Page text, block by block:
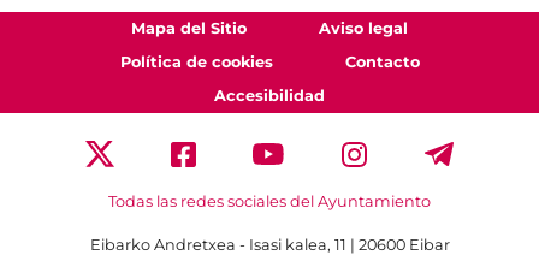
Mapa del Sitio
Aviso legal
Política de cookies
Contacto
Accesibilidad
Todas las redes sociales del Ayuntamiento
Eibarko Andretxea - Isasi kalea, 11 | 20600 Eibar